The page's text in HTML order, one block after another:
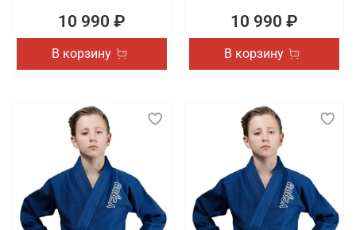
10 990 ₽
В корзину
10 990 ₽
В корзину